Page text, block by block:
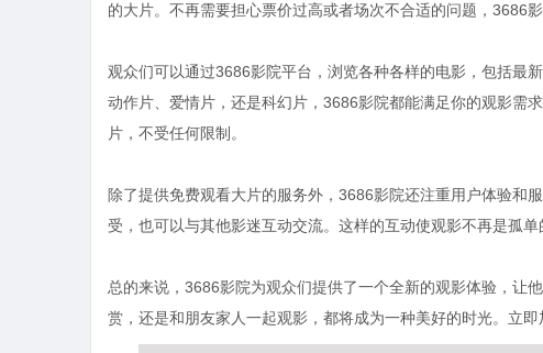
的大片。不再需要担心票价过高或者场次不合适的问题，3686
观众们可以通过3686影院平台，浏览各种各样的电影，包括最
动作片、爱情片，还是科幻片，3686影院都能满足你的观影需
片，不受任何限制。
除了提供免费观看大片的服务外，3686影院还注重用户体验和
受，也可以与其他影迷互动交流。这样的互动使观影不再是孤
总的来说，3686影院为观众们提供了一个全新的观影体验，让
赏，还是和朋友家人一起观影，都将成为一种美好的时光。立